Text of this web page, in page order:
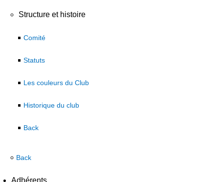
Structure et histoire
Comité
Statuts
Les couleurs du Club
Historique du club
Back
Back
Adhérents